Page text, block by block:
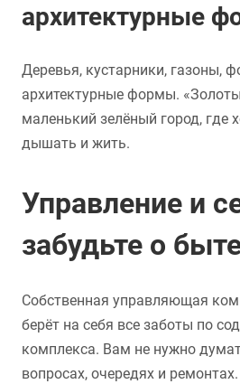
архитектурные
Деревья, кустарники, газоны,
архитектурные формы.
маленький зелёный город, где
дышать и жить.
Управление и
забудьте о
Собственная управляющая
берёт на себя все заботы по
комплекса. Вам не нужно
вопросах, очередях и ремонтах.